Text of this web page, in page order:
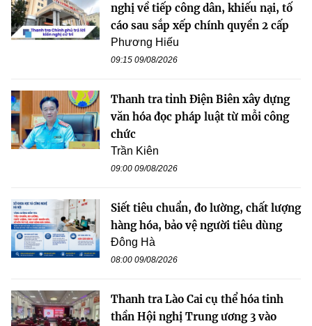
nghị về tiếp công dân, khiếu nại, tố
cáo sau sắp xếp chính quyền 2 cấp
Phương Hiếu
09:15 09/08/2026
Thanh tra tỉnh Điện Biên xây dựng
văn hóa đọc pháp luật từ mỗi công
chức
Trần Kiên
09:00 09/08/2026
Siết tiêu chuẩn, đo lường, chất lượng
hàng hóa, bảo vệ người tiêu dùng
Đông Hà
08:00 09/08/2026
Thanh tra Lào Cai cụ thể hóa tinh
thần Hội nghị Trung ương 3 vào